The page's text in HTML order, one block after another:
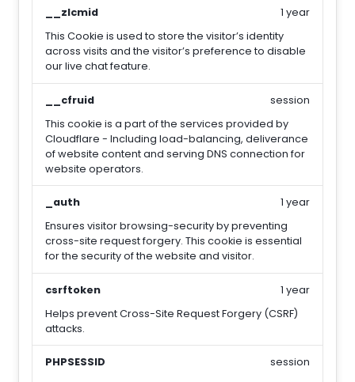
__zlcmid
This Cookie is used to store the visitor’s identity
across visits and the visitor’s preference to disable
our live chat feature.
1 year
__cfruid
This cookie is a part of the services provided by
Cloudflare - Including load-balancing, deliverance
of website content and serving DNS connection for
website operators.
session
_auth
Ensures visitor browsing-security by preventing
cross-site request forgery. This cookie is essential
for the security of the website and visitor.
1 year
csrftoken
Helps prevent Cross-Site Request Forgery (CSRF)
attacks.
1 year
PHPSESSID
session